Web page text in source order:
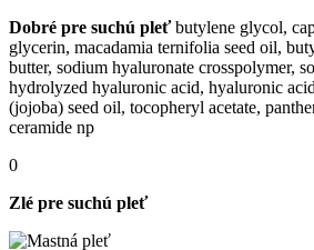
Dobré pre suchú pleť butylene glycol,
glycerin, macadamia ternifolia seed oil,
butter, sodium hyaluronate crosspolymer,
hydrolyzed hyaluronic acid, hyaluronic
(jojoba) seed oil, tocopheryl acetate,
ceramide np
0
Zlé pre suchú pleť